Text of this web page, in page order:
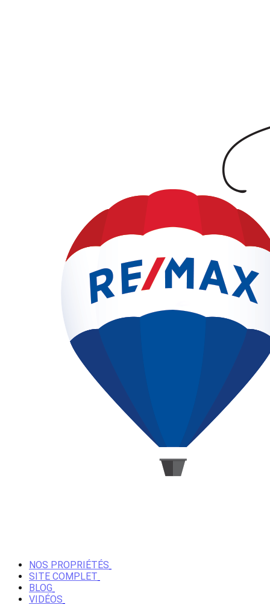
NOS PROPRIÉTÉS
SITE COMPLET
BLOG
VIDÉOS